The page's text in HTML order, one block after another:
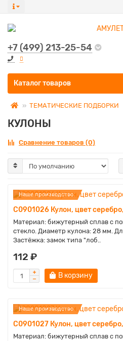
+7 (499) 213-25-54
Все категории
Каталог товаров
ТЕМАТИЧЕСКИЕ ПОДБОРКИ
КУЛОНЫ
Сравнение товаров (0)
Наше производство
C0901026 Кулон, цвет
Материал: бижутерный сплав с
стекло. Диаметр кулона: 28 мм.
Застёжка: замок типа "лоб..
112 ₽
В корзину
Наше производство
C0901027 Кулон, цвет
Материал: бижутерный сплав с